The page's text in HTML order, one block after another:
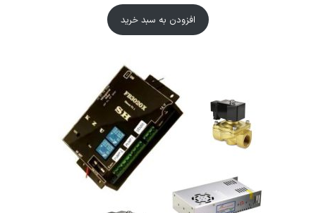
افزودن به سبد خرید